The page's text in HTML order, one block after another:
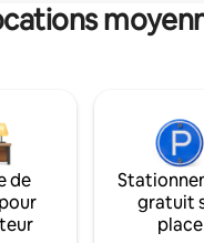
de
gratuit
place